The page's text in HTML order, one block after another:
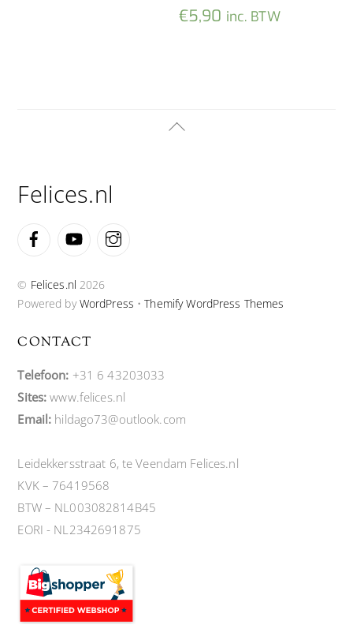
€5,90 inc. BTW
Back
Felices.nl
FacebookYouTube
© Felices.nl 2026
Powered byWordPress •Themify WordPress Themes
CONTACT
Telefoon: +31 6 43203033
Sites: www.felices.nl
Email: hildago73@outlook.com
Leidekkersstraat 6, te Veendam Felices.nl
KVK – 76419568
BTW – NL003082814B45
EORI - NL2342691875